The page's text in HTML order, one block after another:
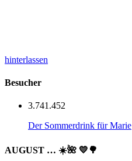
hinterlassen
Besucher
3.741.452
Der Sommerdrink für Marie
AUGUST … ☀️🌺 💛🌳